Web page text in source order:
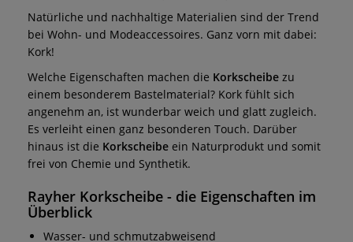
Natürliche und nachhaltige Materialien sind der Trend
bei Wohn- und Modeaccessoires. Ganz vorn mit dabei:
Kork!
Welche Eigenschaften machen die Korkscheibe zu
einem besonderem Bastelmaterial? Kork fühlt sich
angenehm an, ist wunderbar weich und glatt zugleich.
Es verleiht einen ganz besonderen Touch. Darüber
hinaus ist die Korkscheibe ein Naturprodukt und somit
frei von Chemie und Synthetik.
Rayher Korkscheibe - die Eigenschaften im
Überblick
Wasser- und schmutzabweisend